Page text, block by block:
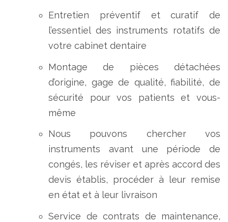
Entretien préventif et curatif de
l’essentiel des instruments rotatifs de
votre cabinet dentaire
Montage de pièces détachées
d’origine, gage de qualité, fiabilité, de
sécurité pour vos patients et vous-
même
Nous pouvons chercher vos
instruments avant une période de
congés, les réviser et après accord des
devis établis, procéder à leur remise
en état et à leur livraison
Service de contrats de maintenance,